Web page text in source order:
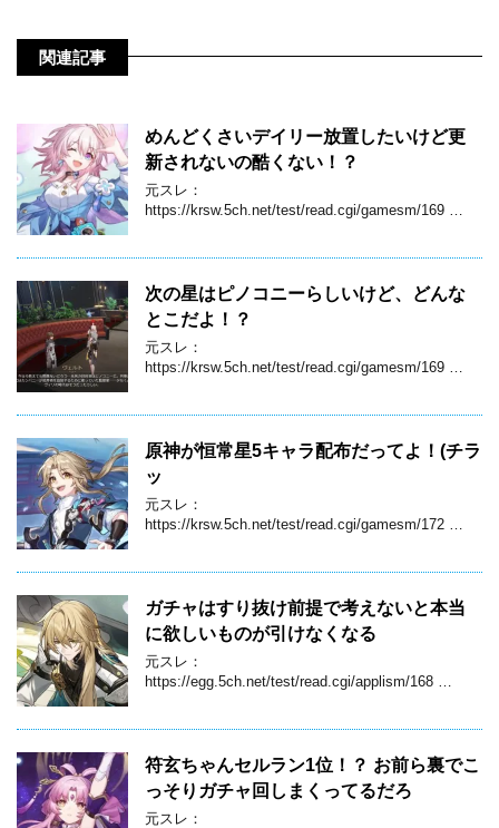
関連記事
めんどくさいデイリー放置したいけど更
新されないの酷くない！？
元スレ：
https://krsw.5ch.net/test/read.cgi/gamesm/169 …
次の星はピノコニーらしいけど、どんな
とこだよ！？
元スレ：
https://krsw.5ch.net/test/read.cgi/gamesm/169 …
原神が恒常星5キャラ配布だってよ！(チラ
ッ
元スレ：
https://krsw.5ch.net/test/read.cgi/gamesm/172 …
ガチャはすり抜け前提で考えないと本当
に欲しいものが引けなくなる
元スレ：
https://egg.5ch.net/test/read.cgi/applism/168 …
符玄ちゃんセルラン1位！？ お前ら裏でこ
っそりガチャ回しまくってるだろ
元スレ：